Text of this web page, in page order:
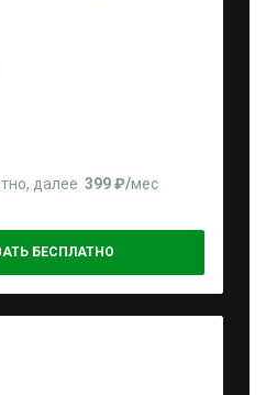
далее 399 ₽⁠/⁠мес
БЕСПЛАТНО